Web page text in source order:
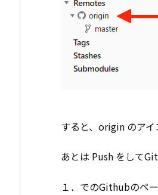
すると、origin のアイ
あとは Push をして
１．でのGithubのペ